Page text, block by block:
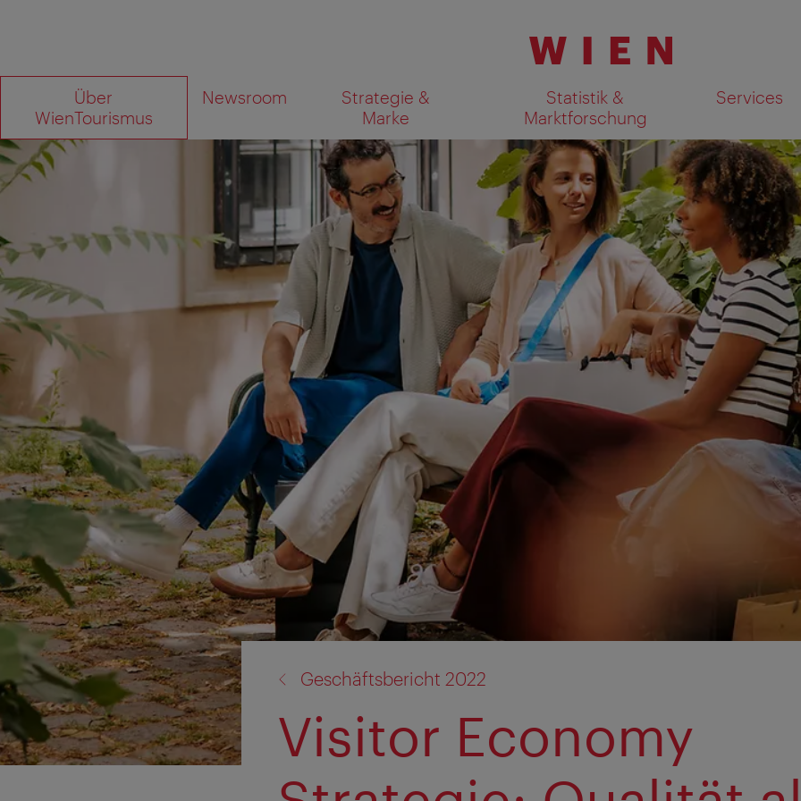
Zur
Navigation
Zum
Über
WienTourismus
Newsroom
Strategie &
Marke
Statistik &
Marktforschung
Services
Wonach
Sie?
Suchergebnisse auf Karte
Geschäftsbericht 2022
Visitor Economy